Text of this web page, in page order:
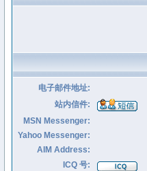
电子邮件地址:
站内信件:
MSN Messenger:
Yahoo Messenger:
AIM Address:
ICQ 号: